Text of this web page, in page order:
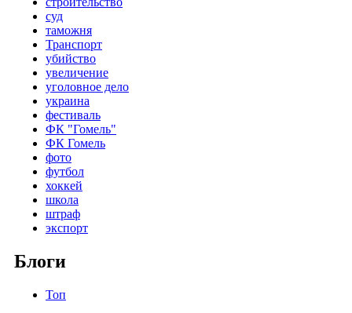
суд
таможня
Транспорт
убийство
увеличение
уголовное дело
украина
фестиваль
ФК "Гомель"
ФК Гомель
фото
футбол
хоккей
школа
штраф
экспорт
Блоги
Топ